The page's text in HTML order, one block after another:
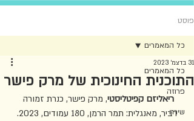
פוסט
כל המאמרים
פרוזה
שירה
כל המאמרים
התוכנית החינוכית של מרק פישר
31 בדצמ׳ 2023
ריאליזם קפיטליסטי, מרק פישר, כנרת זמורה
דביר, מאנגלית: תמר הרמן, 180 עמודים, 2023.